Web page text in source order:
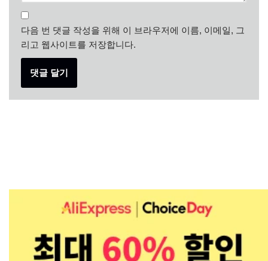
다음 번 댓글 작성을 위해 이 브라우저에 이름, 이메일, 그
리고 웹사이트를 저장합니다.